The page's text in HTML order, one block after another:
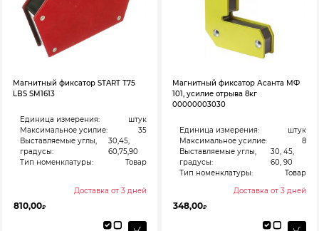
Магнитный фиксатор START T75
LBS SM1613
Единица измерения:
штук
Максимальное усилие:
35
Выставляемые углы,
градусы:
30,45,
60,75,90
Тип номенклатуры:
Товар
Доставка от 3 дней
810,00₽
Магнитный фиксатор Асанта МФ
101, усилие отрыва 8кг
00000003030
Единица измерения:
штук
Максимальное усилие:
8
Выставляемые углы,
градусы:
30, 45,
60, 90
Тип номенклатуры:
Товар
Доставка от 3 дней
348,00₽